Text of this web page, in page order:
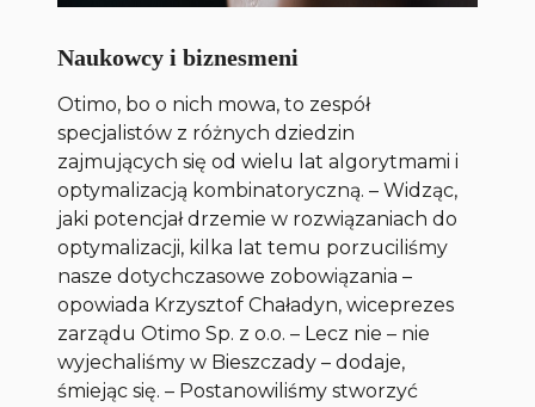
Naukowcy i biznesmeni
Otimo, bo o nich mowa, to zespół
specjalistów z różnych dziedzin
zajmujących się od wielu lat algorytmami i
optymalizacją kombinatoryczną. – Widząc,
jaki potencjał drzemie w rozwiązaniach do
optymalizacji, kilka lat temu porzuciliśmy
nasze dotychczasowe zobowiązania –
opowiada Krzysztof Chaładyn, wiceprezes
zarządu Otimo Sp. z o.o. – Lecz nie – nie
wyjechaliśmy w Bieszczady – dodaje,
śmiejąc się. – Postanowiliśmy stworzyć